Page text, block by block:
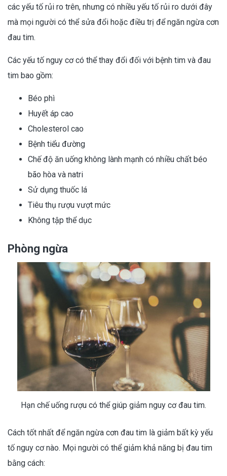
các yếu tố rủi ro trên, nhưng có nhiều yếu tố rủi ro dưới đây
mà mọi người có thể sửa đổi hoặc điều trị để ngăn ngừa cơn
đau tim.
Các yếu tố nguy cơ có thể thay đổi đối với bệnh tim và đau
tim bao gồm:
Béo phì
Huyết áp cao
Cholesterol cao
Bệnh tiểu đường
Chế độ ăn uống không lành mạnh có nhiều chất béo
bão hòa và natri
Sử dụng thuốc lá
Tiêu thụ rượu vượt mức
Không tập thể dục
Phòng ngừa
Hạn chế uống rượu có thể giúp giảm nguy cơ đau tim.
Cách tốt nhất để ngăn ngừa cơn đau tim là giảm bất kỳ yếu
tố nguy cơ nào. Mọi người có thể giảm khả năng bị đau tim
bằng cách: